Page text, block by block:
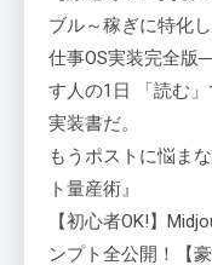
ブル～稼ぎに特化
仕事OS実装完全版
す人の1日 「読む
実装書だ。
もうポストに悩ま
ト量産術』
【初心者OK!】
ンプト全公開！【